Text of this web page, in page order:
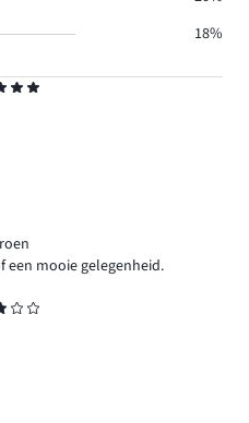
een mooie gelegenheid.
18%